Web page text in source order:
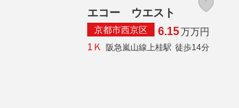
エコー ウエスト
京都市西京区 6.15万万円
1Ｋ
阪急嵐山線上桂駅 徒歩14分